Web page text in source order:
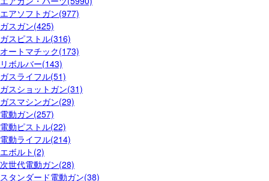
エアソフトガン(977)
ガスガン(425)
ガスピストル(316)
オートマチック(173)
リボルバー(143)
ガスライフル(51)
ガスショットガン(31)
ガスマシンガン(29)
電動ガン(257)
電動ピストル(22)
電動ライフル(214)
エボルト(2)
次世代電動ガン(28)
スタンダード電動ガン(38)